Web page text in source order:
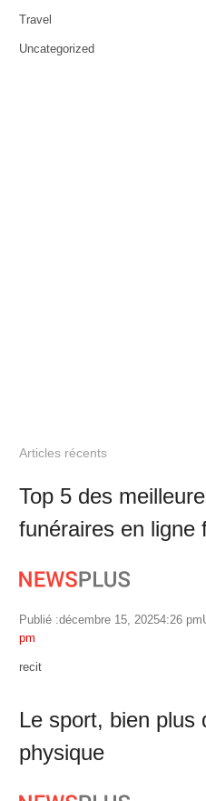
Travel
Uncategorized
Articles récents
Top 5 des
funéraires en ligne
Publié :décembre 15, 20254:26 pm
pm
Author
recit
Le sport, bien plus
physique